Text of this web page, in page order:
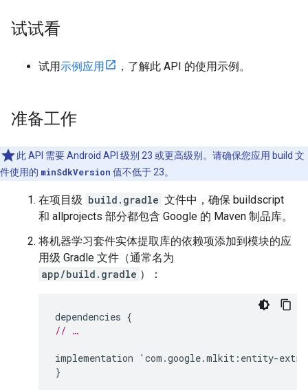
试试看
试用示例应用 ，了解此 API 的使用示例。
准备工作
此 API 需要 Android API 级别 23 或更高级别。请确保您应用 build 文
件使用的 minSdkVersion 值不低于 23。
在项目级 build.gradle 文件中，确保 buildscript
和 allprojects 部分都包含 Google 的 Maven 制品库。
将机器学习套件实体提取库的依赖项添加到模块的应
用级 Gradle 文件（通常名为
app/build.gradle ）：
dependencies {
// …
implementation ' com .google.mlkit : entity-
}